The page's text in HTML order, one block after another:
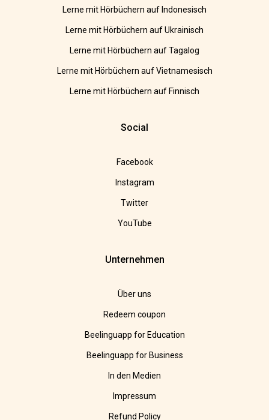
Lerne mit Hörbüchern auf Indonesisch
Lerne mit Hörbüchern auf Ukrainisch
Lerne mit Hörbüchern auf Tagalog
Lerne mit Hörbüchern auf Vietnamesisch
Lerne mit Hörbüchern auf Finnisch
Social
Facebook
Instagram
Twitter
YouTube
Unternehmen
Über uns
Redeem coupon
Beelinguapp for Education
Beelinguapp for Business
In den Medien
Impressum
Refund Policy